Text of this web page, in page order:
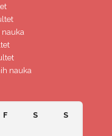
nauka
F S S